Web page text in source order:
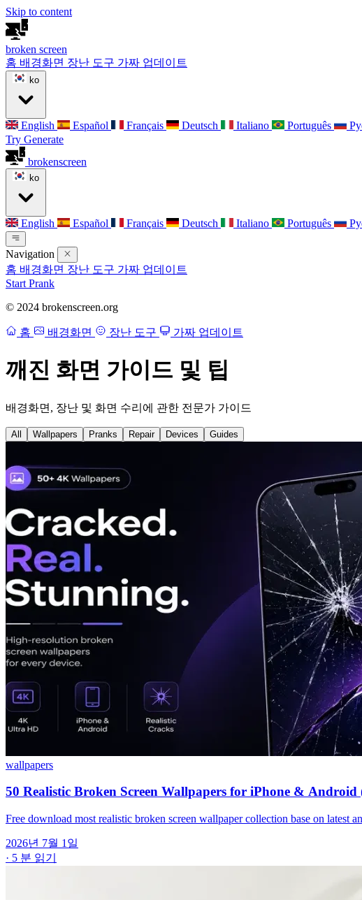
Skip to content
broken screen
홈 배경화면 장난 도구 가짜 업데이트
ko
English Español Français Deutsch Italiano Português
Try Generate
brokenscreen
ko
English Español Français Deutsch Italiano Português
Navigation
홈 배경화면 장난 도구 가짜 업데이트
Start Prank
© 2024 brokenscreen.org
홈 배경화면 장난 도구 가짜 업데이트
깨진 화면 가이드 및 팁
배경화면, 장난 및 화면 수리에 관한 전문가 가이드
All Wallpapers Pranks Repair Devices Guides
wallpapers
50 Realistic Broken Screen Wallpapers for iPhone &
Free download most realistic broken screen wallpaper collection base on
2026년 7월 1일
· 5 분 읽기